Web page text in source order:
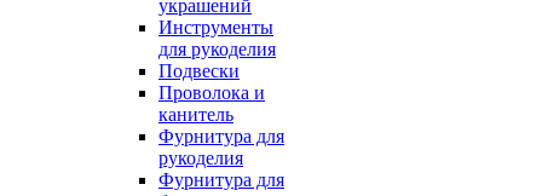
украшений
Инструменты
для рукоделия
Подвески
Проволока и
канитель
Фурнитура для
рукоделия
Фурнитура для